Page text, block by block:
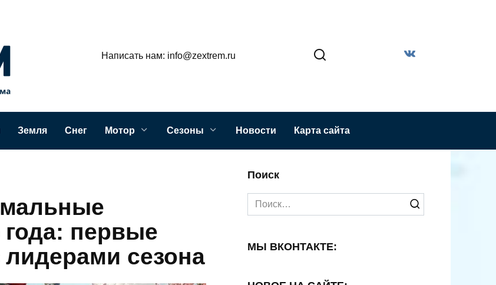
Написать нам: info@zextrem.ru
Земля Снег Мотор Сезоны Новости Карта сайта
первые
сезона
Поиск
Search
for:
МЫ ВКОНТАКТЕ: